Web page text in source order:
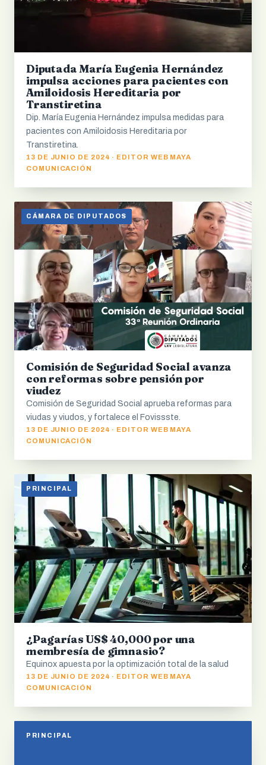
Diputada María Eugenia Hernández
impulsa acciones para pacientes con
Amiloidosis Hereditaria por
Transtiretina
Dip. María Eugenia Hernández impulsa medidas para
pacientes con Amiloidosis Hereditaria por
Transtiretina.
13 DE JUNIO DE 2024 · EDITOR WEB MAYA
COMUNICACIÓN
CÁMARA DE DIPUTADOS
Comisión de Seguridad Social avanza
con reformas sobre pensión por
viudez
Comisión de Seguridad Social aprueba reformas para
viudas y viudos, y fortalece el Fovissste.
13 DE JUNIO DE 2024 · EDITOR WEB MAYA
COMUNICACIÓN
PRINCIPAL
¿Pagarías US$ 40,000 por una
membresía de gimnasio?
Equinox apuesta por la optimización total de la salud
13 DE JUNIO DE 2024 · EDITOR WEB MAYA
COMUNICACIÓN
PRINCIPAL